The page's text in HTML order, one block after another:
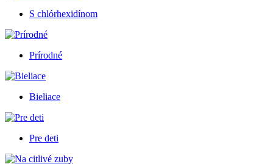
S chlórhexidínom
Prírodné
Bieliace
Pre deti